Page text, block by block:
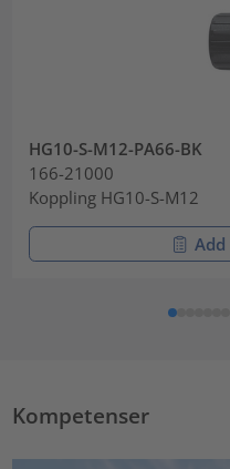
HG10-S-M12-PA66-BK
166-21000
Koppling HG10-S-M12
Kompetenser